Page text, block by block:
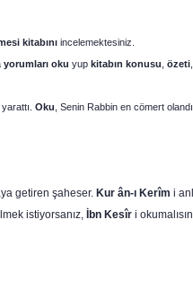
kitabını incelemektesiniz.
yorumları oku yup kitabın konusu özeti
Oku , Senin Rabbin en cömert
getiren şaheser. Kur ân-ı Kerîm i
istiyorsanız, İbn Kesîr i